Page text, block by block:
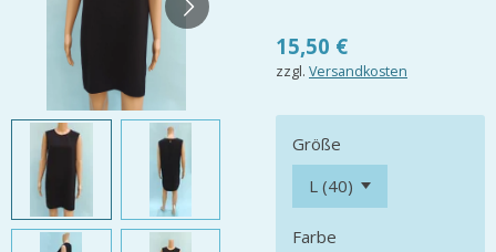
15,50 €
zzgl. Versandkosten
Größe
Farbe